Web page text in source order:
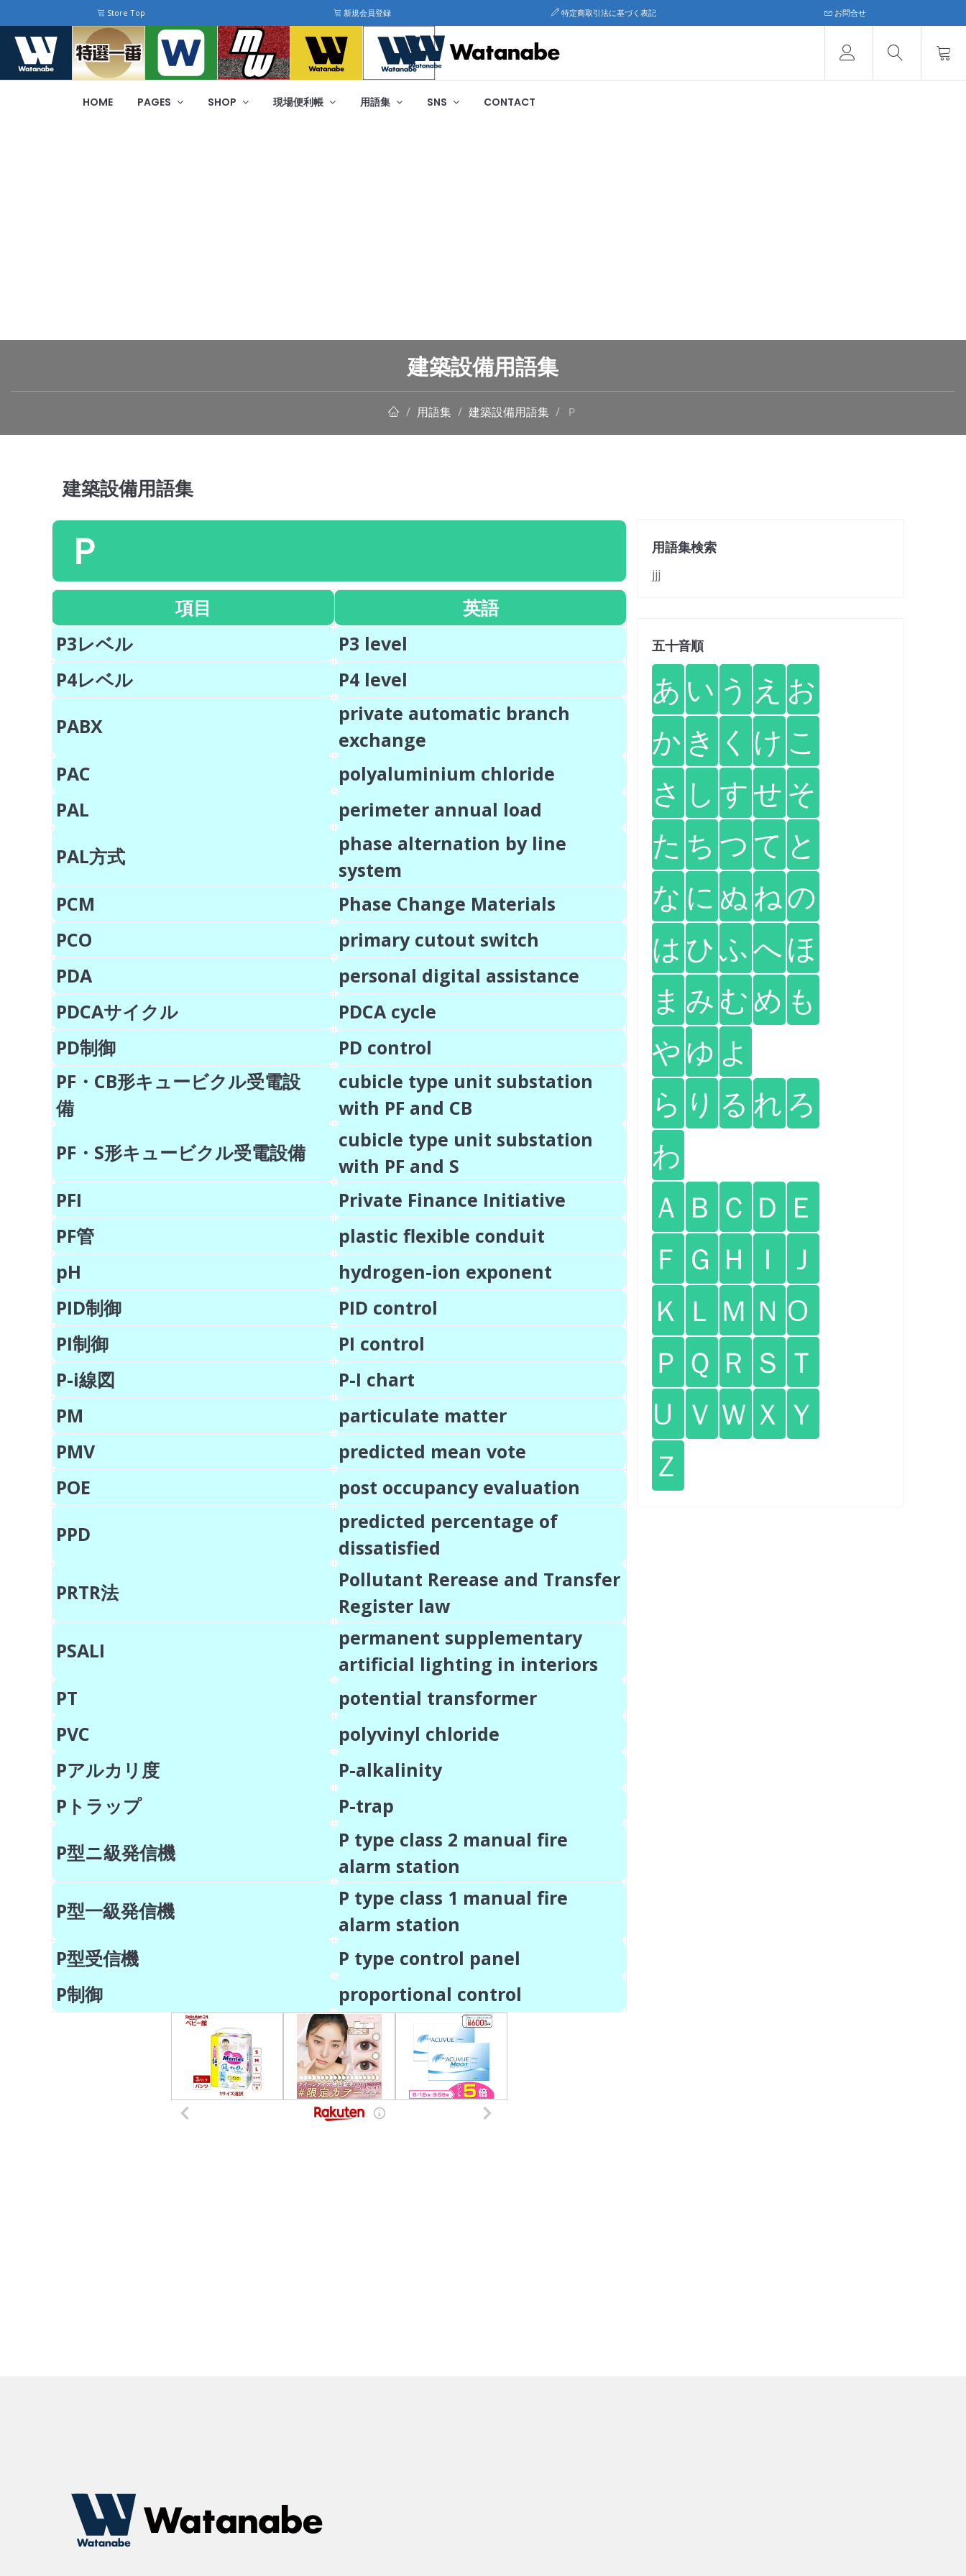
Store Top 新規会員登録 特定商取引法に基づく表記 お問合せ
HOME PAGES SHOP 現場便利帳 用語集 SNS CONTACT
建築設備用語集
用語集 建築設備用語集 Ｐ
建築設備用語集
Ｐ
項目
英語
P3レベル
P3 level
P4レベル
P4 level
PABX
private automatic branch
exchange
PAC
polyaluminium chloride
PAL
perimeter annual load
PAL方式
phase alternation by line
system
PCM
Phase Change Materials
PCO
primary cutout switch
PDA
personal digital assistance
PDCAサイクル
PDCA cycle
PD制御
PD control
PF・CB形キュービクル受電設
備
cubicle type unit substation
with PF and CB
PF・S形キュービクル受電設備
cubicle type unit substation
with PF and S
PFI
Private Finance Initiative
PF管
plastic flexible conduit
pH
hydrogen-ion exponent
PID制御
PID control
PI制御
PI control
P-i線図
P-I chart
PM
particulate matter
PMV
predicted mean vote
POE
post occupancy evaluation
PPD
predicted percentage of
dissatisfied
PRTR法
Pollutant Rerease and Transfer
Register law
PSALI
permanent supplementary
artificial lighting in interiors
PT
potential transformer
PVC
polyvinyl chloride
Pアルカリ度
P-alkalinity
Pトラップ
P-trap
P型ニ級発信機
P type class 2 manual fire
alarm station
P型一級発信機
P type class 1 manual fire
alarm station
P型受信機
P type control panel
P制御
proportional control
用語集検索
jjj
五十音順
あ い う え お
か き く け こ
さ し すせ そ
た ち つ て と
な に ぬ ねの
は ひふへほ
ま み むめ も
や ゆ よ
ら り る れ ろ
わ
Ａ Ｂ Ｃ Ｄ Ｅ
Ｆ Ｇ Ｈ Ｉ
Ｊ
Ｋ Ｌ Ｍ Ｎ O
Ｐ Ｑ Ｒ Ｓ Ｔ
U Ｖ Ｗ Ｘ Ｙ
Ｚ